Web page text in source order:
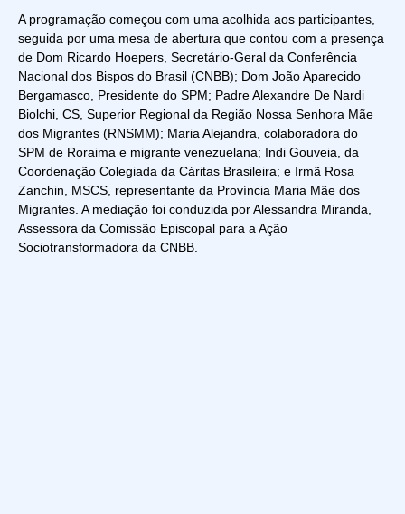
A programação começou com uma acolhida aos participantes,
seguida por uma mesa de abertura que contou com a presença
de Dom Ricardo Hoepers, Secretário-Geral da Conferência
Nacional dos Bispos do Brasil (CNBB); Dom João Aparecido
Bergamasco, Presidente do SPM; Padre Alexandre De Nardi
Biolchi, CS, Superior Regional da Região Nossa Senhora Mãe
dos Migrantes (RNSMM); Maria Alejandra, colaboradora do
SPM de Roraima e migrante venezuelana; Indi Gouveia, da
Coordenação Colegiada da Cáritas Brasileira; e Irmã Rosa
Zanchin, MSCS, representante da Província Maria Mãe dos
Migrantes. A mediação foi conduzida por Alessandra Miranda,
Assessora da Comissão Episcopal para a Ação
Sociotransformadora da CNBB.